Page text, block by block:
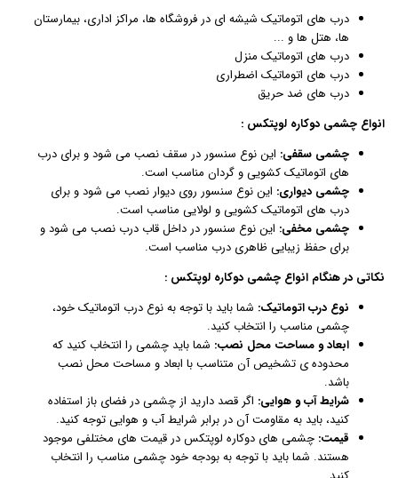
درب های اتوماتیک شیشه ای در فروشگاه ها، مراکز اداری، بیمارستان
ها، هتل ها و ...
درب های اتوماتیک منزل
درب های اتوماتیک اضطراری
درب های ضد حریق
انواع چشمی دوکاره لوپتکس :
چشمی سقفی: این نوع سنسور در سقف نصب می شود و برای درب
های اتوماتیک کشویی و گردان مناسب است.
چشمی دیواری: این نوع سنسور روی دیوار نصب می شود و برای
درب های اتوماتیک کشویی و لولایی مناسب است.
چشمی مخفی: این نوع سنسور در داخل قاب درب نصب می شود و
برای حفظ زیبایی ظاهری درب مناسب است.
نکاتی در هنگام انواع چشمی دوکاره لوپتکس :
نوع درب اتوماتیک: شما باید با توجه به نوع درب اتوماتیک خود،
چشمی مناسب را انتخاب کنید.
ابعاد و مساحت محل نصب: شما باید چشمی را انتخاب کنید که
محدوده ی تشخیص آن متناسب با ابعاد و مساحت محل نصب
باشد.
شرایط آب و هوایی: اگر قصد دارید از چشمی در فضای باز استفاده
کنید، باید به مقاومت آن در برابر شرایط آب و هوایی توجه کنید.
قیمت: چشمی های دوکاره لوپتکس در قیمت های مختلفی موجود
هستند. شما باید با توجه به بودجه خود چشمی مناسب را انتخاب